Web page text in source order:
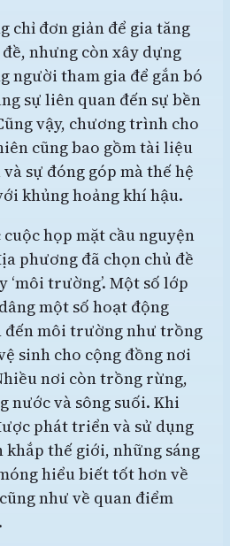
chỉ đơn giản để gia tăng
nhưng còn xây dựng
người tham gia để gắn bó
sự liên quan đến sự bền
vậy, chương trình cho
cũng bao gồm tài liệu
sự đóng góp mà thế hệ
khủng hoảng khí hậu.
họp mặt cầu nguyện
phương đã chọn chủ đề
‘môi trường’. Một số lớp
một số hoạt động
đến môi trường như trồng
sinh cho cộng đồng nơi
nơi còn trồng rừng,
nước và sông suối. Khi
phát triển và sử dụng
khắp thế giới, những sáng
hiểu biết tốt hơn về
như về quan điểm